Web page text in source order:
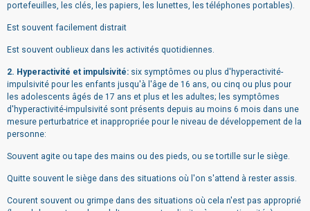
portefeuilles, les clés, les papiers, les lunettes, les téléphones portables).
Est souvent facilement distrait
Est souvent oublieux dans les activités quotidiennes.
2. Hyperactivité et impulsivité: six symptômes ou plus d'hyperactivité-
impulsivité pour les enfants jusqu'à l'âge de 16 ans, ou cinq ou plus pour
les adolescents âgés de 17 ans et plus et les adultes; les symptômes
d'hyperactivité-impulsivité sont présents depuis au moins 6 mois dans une
mesure perturbatrice et inappropriée pour le niveau de développement de la
personne:
Souvent agite ou tape des mains ou des pieds, ou se tortille sur le siège.
Quitte souvent le siège dans des situations où l'on s'attend à rester assis.
Courent souvent ou grimpe dans des situations où cela n'est pas approprié